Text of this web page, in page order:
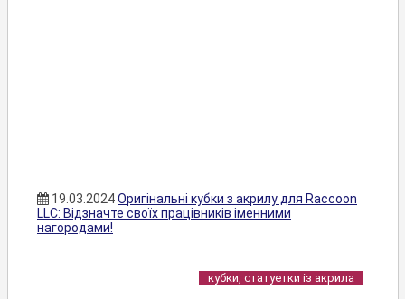
19.03.2024Оригінальні кубки з акрилу для Raccoon
LLC: Відзначте своїх працівників іменними
нагородами!
кубки, статуетки із акрила